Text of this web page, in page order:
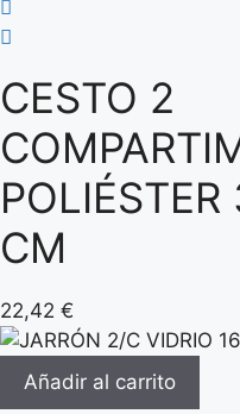
CESTO 2
CM
22,42 €
Añadir al carrito